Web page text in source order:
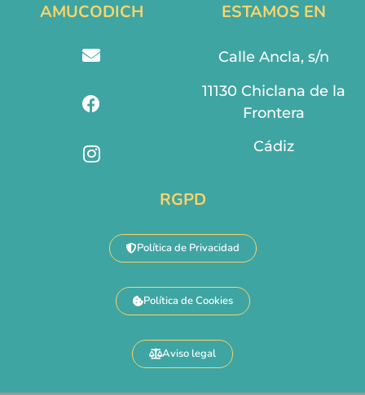
AMUCODICH ESTAMOS EN
Calle Ancla, s/n
11130 Chiclana de la
Frontera
Cádiz
RGPD
Política de Privacidad
Política de Cookies
Aviso legal